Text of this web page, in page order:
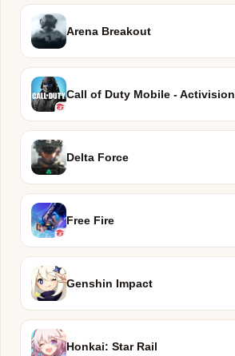
Arena Breakout
Call of Duty Mobile - Activision
Delta Force
Free Fire
Genshin Impact
Honkai: Star Rail